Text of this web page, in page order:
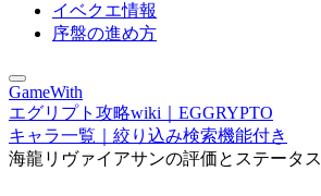
イベクエ情報
序盤の進め方
GameWith
エグリプト攻略wiki｜EGGRYPTO
キャラ一覧｜絞り込み検索機能付き
海龍リヴァイアサンの評価とステータス